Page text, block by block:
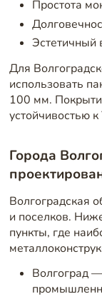
Простота
Эстетичный
Для
использовать
100 мм.
устойчивостью
Города
Волгоградская
и поселков.
пункты, где
Волгоград